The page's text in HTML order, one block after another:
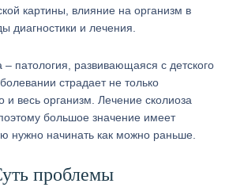
картины, влияние на организм в
диагностики и лечения.
– патология, развивающаяся с детского
страдает не только
и весь организм. Лечение сколиоза
большое значение имеет
нужно начинать как можно раньше.
проблемы